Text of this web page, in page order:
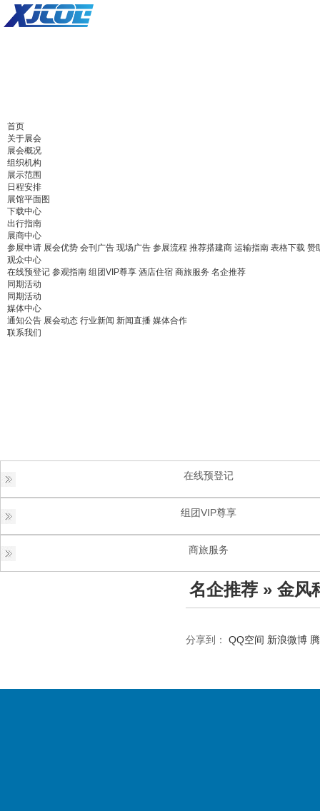
首页
关于展会
展会概况
组织机构
展示范围
日程安排
展馆平面图
下载中心
出行指南
展商中心
参展申请 展会优势 会刊广告 现场广告 参展流程 推荐搭建商 运输指南 表格下载 赞
观众中心
在线预登记 参观指南 组团VIP尊享 酒店住宿 商旅服务 名企推荐
同期活动
同期活动
媒体中心
通知公告 展会动态 行业新闻 新闻直播 媒体合作
联系我们
在线预登记
组团VIP尊享
商旅服务
名企推荐 » 金风
分享到： QQ空间 新浪微博